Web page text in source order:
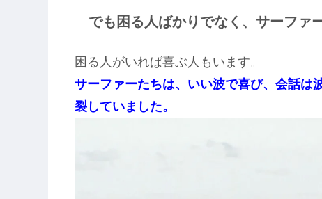
でも困る人ばかりでなく、サーファ
困る人がいれば喜ぶ人もいます。
サーファーたちは、いい波で喜び、会話は
裂していました。